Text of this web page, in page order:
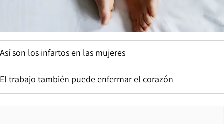
Así son los infartos en las mujeres
El trabajo también puede enfermar el corazón